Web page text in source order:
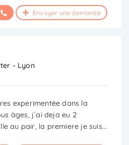
Envoyer une demande
- Lyon
experimentée dans la
àges, j´ai deja eu 2
au pair, la premiere je suis...